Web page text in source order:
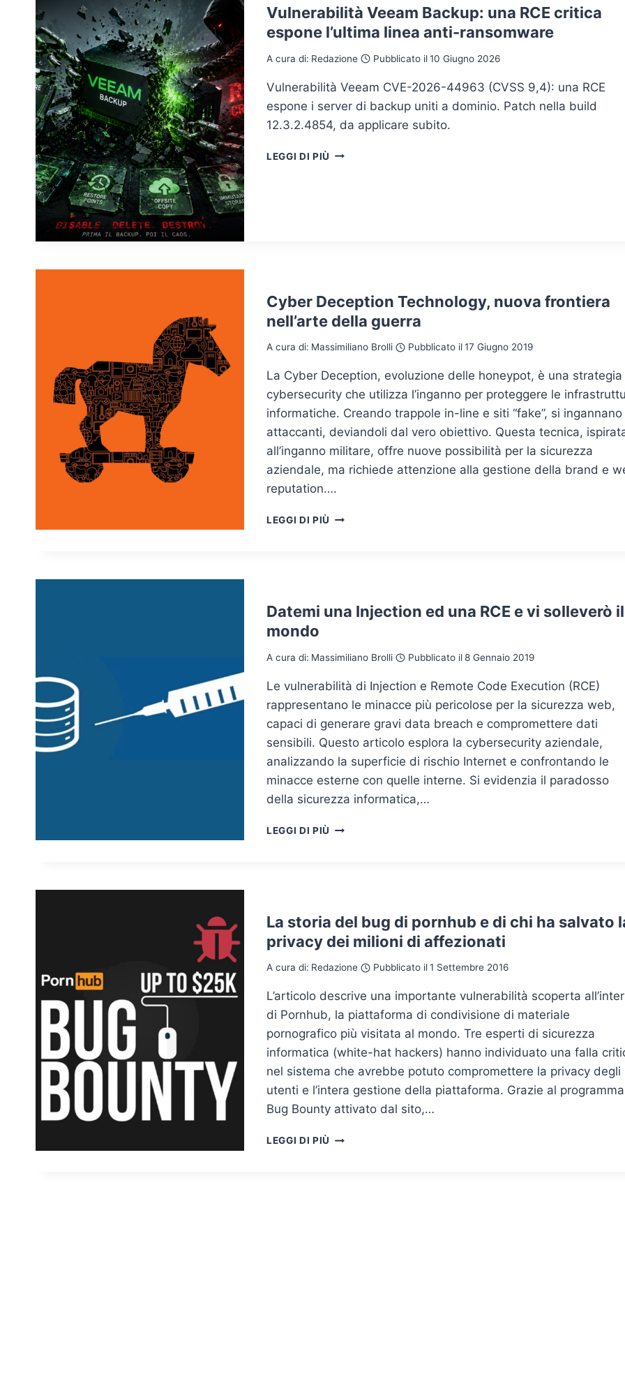
Vulnerabilità Veeam Backup: una RCE critica
espone l’ultima linea anti-ransomware
A cura di: Redazione Pubblicato il10 Giugno 2026
Vulnerabilità Veeam CVE-2026-44963 (CVSS 9,4): una RCE
espone i server di backup uniti a dominio. Patch nella build
12.3.2.4854, da applicare subito.
LEGGI DI PIÙ VULNERABILITÀ
RANSOMWARE
Cyber Deception Technology, nuova frontiera
nell’arte della guerra
A cura di: Massimiliano Brolli Pubblicato il17 Giugno 2019
La Cyber Deception, evoluzione delle honeypot, è una
cybersecurity che utilizza l’inganno per proteggere le
informatiche. Creando trappole in-line e siti “fake”, si ingannano
attaccanti, deviandoli dal vero obiettivo. Questa tecnica,
all’inganno militare, offre nuove possibilità per la sicurezza
aziendale, ma richiede attenzione alla gestione della brand e
reputation….
LEGGI DI PIÙ CYBER
DELLA
GUERRA
Datemi una Injection ed una RCE e vi solleverò il
mondo
A cura di: Massimiliano Brolli Pubblicato il8 Gennaio 2019
Le vulnerabilità di Injection e Remote Code Execution (RCE)
rappresentano le minacce più pericolose per la sicurezza web,
capaci di generare gravi data breach e compromettere dati
sensibili. Questo articolo esplora la cybersecurity aziendale,
analizzando la superficie di rischio Internet e confrontando le
minacce esterne con quelle interne. Si evidenzia il paradosso
della sicurezza informatica,…
LEGGI DI PIÙ DATEMI
VI
SOLLEVERÒ
MONDO
La storia del bug di pornhub e di chi ha salvato
privacy dei milioni di affezionati
A cura di: Redazione Pubblicato il1 Settembre 2016
L’articolo descrive una importante vulnerabilità scoperta
di Pornhub, la piattaforma di condivisione di materiale
pornografico più visitata al mondo. Tre esperti di sicurezza
informatica (white-hat hackers) hanno individuato una falla
nel sistema che avrebbe potuto compromettere la privacy degli
utenti e l’intera gestione della piattaforma. Grazie al programma
Bug Bounty attivato dal sito,…
LEGGI DI PIÙ LA